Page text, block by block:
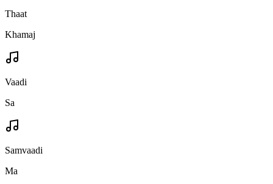
Thaat
Khamaj
Vaadi
Sa
Samvaadi
Ma